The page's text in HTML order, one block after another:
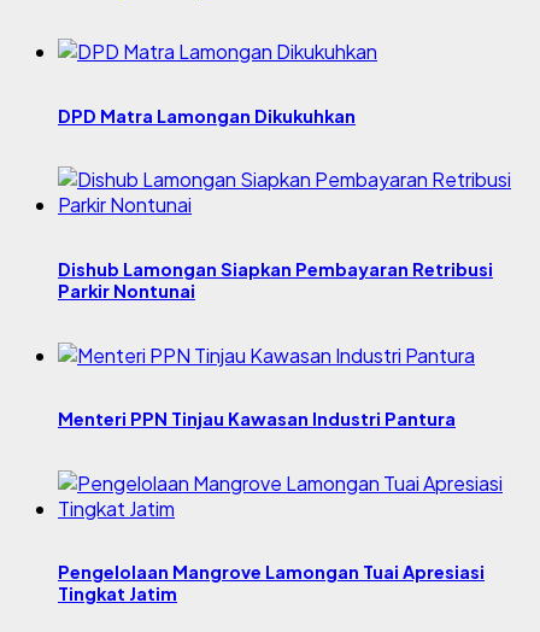
DPD Matra Lamongan Dikukuhkan
Dishub Lamongan Siapkan Pembayaran Retribusi
Parkir Nontunai
Menteri PPN Tinjau Kawasan Industri Pantura
Pengelolaan Mangrove Lamongan Tuai Apresiasi
Tingkat Jatim